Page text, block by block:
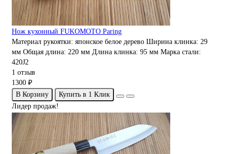
Нож кухонный FUKOMOTO Paring
Материал рукоятки: японское белое дерево Ширина клинка: 29
мм Общая длина: 220 мм Длина клинка: 95 мм Марка стали:
420J2
1 отзыв
1300 ₽
В Корзину
Купить в 1 Клик
Лидер продаж!